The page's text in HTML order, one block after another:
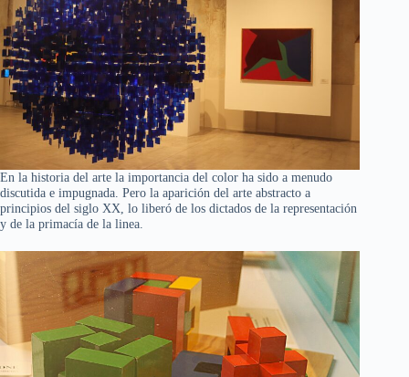
En la historia del arte la importancia del color ha sido a menudo
discutida e impugnada. Pero la aparición del arte abstracto a
principios del siglo XX, lo liberó de los dictados de la representación
y de la primacía de la linea.